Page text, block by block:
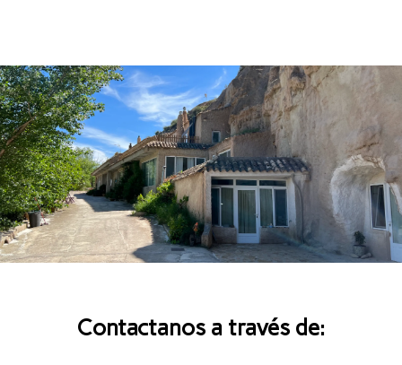
Contactanos a través de: